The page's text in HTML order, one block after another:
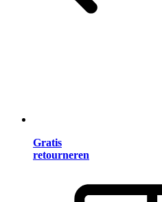
Gratis
retourneren